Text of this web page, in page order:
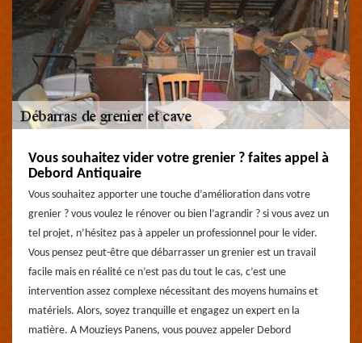
Vous souhaitez vider votre grenier ? faites appel à
Debord Antiquaire
Vous souhaitez apporter une touche d’amélioration dans votre
grenier ? vous voulez le rénover ou bien l’agrandir ? si vous avez un
tel projet, n’hésitez pas à appeler un professionnel pour le vider.
Vous pensez peut-être que débarrasser un grenier est un travail
facile mais en réalité ce n’est pas du tout le cas, c’est une
intervention assez complexe nécessitant des moyens humains et
matériels. Alors, soyez tranquille et engagez un expert en la
matière. A Mouzieys Panens, vous pouvez appeler Debord